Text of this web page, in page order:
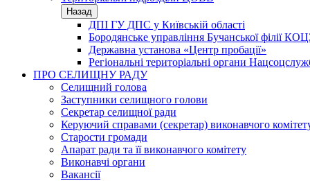
Назад
ДПІ ГУ ДПС у Київській області
Бородянське управління Бучанської філії
Державна установа «Центр пробації»
Регіональні територіальні органи
ПРО СЕЛИЩНУ РАДУ
Селищний голова
Заступники селищного голови
Секретар селищної ради
Керуючий справами (секретар) виконавчого
Старости громади
Апарат ради та її виконавчого комітету
Виконавчі органи
Вакансії